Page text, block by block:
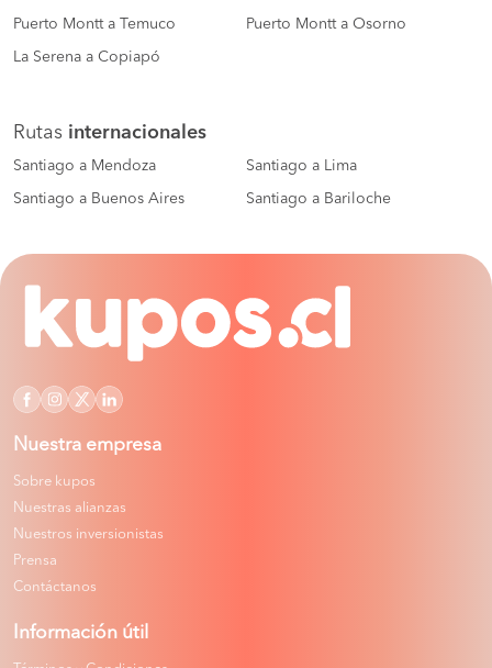
Puerto Montt a Temuco Puerto Montt a Osorno
La Serena a Copiapó
Rutas internacionales
Santiago a Mendoza Santiago a Lima
Santiago a Buenos Aires Santiago a Bariloche
Nuestra empresa
Sobre kupos
Nuestras alianzas
Nuestros inversionistas
Prensa
Contáctanos
Información útil